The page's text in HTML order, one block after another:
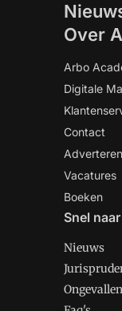
Over
Arbo
Digitale
Contact
Adverteren
Vacatures
Boeken
Snel naar
Nieuws
Ongevallen